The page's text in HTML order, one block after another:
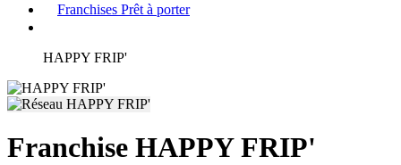
Franchises Prêt à porter
HAPPY FRIP'
Franchise HAPPY FRIP'